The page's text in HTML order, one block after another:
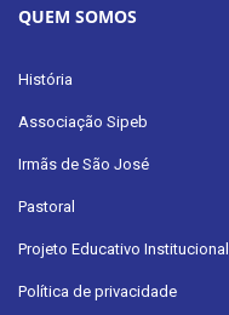
QUEM SOMOS
História
Associação Sipeb
Irmãs de São José
Pastoral
Projeto Educativo Institucional
Política de privacidade